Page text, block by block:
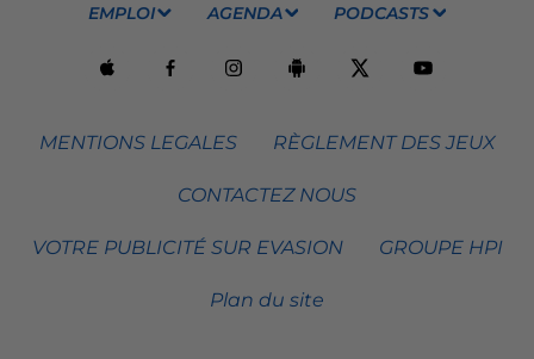
EMPLOI AGENDA PODCASTS
MENTIONS LEGALES RÈGLEMENT DES JEUX
CONTACTEZ NOUS
VOTRE PUBLICITÉ SUR EVASION GROUPE HPI
Plan du site